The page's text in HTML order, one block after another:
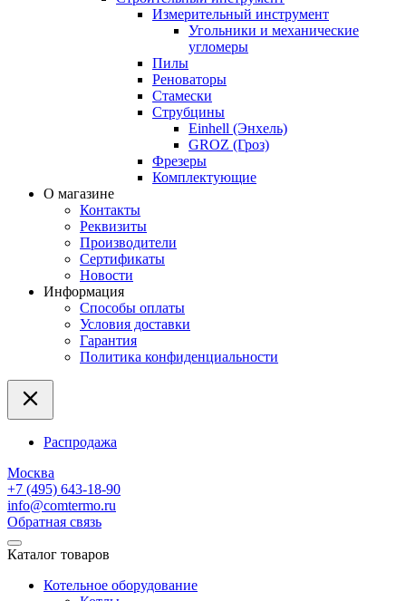
Измерительный инструмент
Угольники и механические
угломеры
Пилы
Реноваторы
Стамески
Струбцины
Einhell (Энхель)
GROZ (Гроз)
Фрезеры
Комплектующие
О магазине
Контакты
Реквизиты
Производители
Сертификаты
Новости
Информация
Способы оплаты
Условия доставки
Гарантия
Политика конфиденциальности
Распродажа
Москва
+7 (495) 643-18-90
info@comtermo.ru
Обратная связь
Каталог товаров
Котельное оборудование